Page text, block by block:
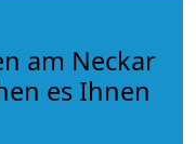
am Neckar
es Ihnen